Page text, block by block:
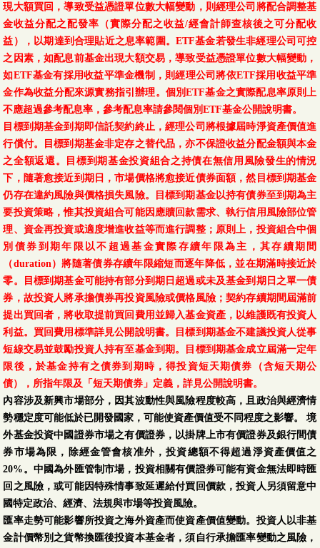
現大額買回，導致受益憑證單位數大幅變動，則經理公司將配合調整基
金收益分配之配發率（實際分配之收益/經會計師查核後之可分配收
益），以期達到合理貼近之息率範圍。ETF基金若發生非經理公司可控
之因素，如配息前基金出現大額交易，導致受益憑證單位數大幅變動，
如ETF基金有採用收益平準金機制，則經理公司將依ETF採用收益平準
金作為收益分配來源實務指引辦理。個別ETF基金之實際配息率原則上
不應超過參考配息率，參考配息率請參閱個別ETF基金公開說明書。
目標到期基金到期即信託契約終止，經理公司將根據屆時淨資產價值進
行償付。目標到期基金非定存之替代品，亦不保證收益分配金額與本金
之全額返還。目標到期基金投資組合之持債在無信用風險發生的情況
下，隨著愈接近到期日，市場價格將愈接近債券面額，然目標到期基金
仍存在違約風險與價格損失風險。目標到期基金以持有債券至到期為主
要投資策略，惟其投資組合可能因應贖回款需求、執行信用風險部位管
理、資金再投資或適度增進收益等而進行調整；原則上，投資組合中個
別債券到期年限以不超過基金實際存續年限為主，其存續期間
（duration）將隨著債券存續年限縮短而逐年降低，並在期滿時接近於
零。目標到期基金可能持有部分到期日超過或未及基金到期日之單一債
券，故投資人將承擔債券再投資風險或價格風險；契約存續期間屆滿前
提出買回者，將收取提前買回費用並歸入基金資產，以維護既有投資人
利益。買回費用標準詳見公開說明書。目標到期基金不建議投資人從事
短線交易並鼓勵投資人持有至基金到期。目標到期基金成立屆滿一定年
限後，於基金持有之債券到期時，得投資短天期債券（含短天期公
債），所指年限及「短天期債券」定義，詳見公開說明書。
內容涉及新興市場部分，因其波動性與風險程度較高，且政治與經濟情
勢穩定度可能低於已開發國家，可能使資產價值受不同程度之影響。 境
外基金投資中國證券市場之有價證券，以掛牌上市有價證券及銀行間債
券市場為限，除經金管會核准外，投資總額不得超過淨資產價值之
20%。中國為外匯管制市場，投資相關有價證券可能有資金無法即時匯
回之風險，或可能因特殊情事致延遲給付買回價款，投資人另須留意中
國特定政治、經濟、法規與巿場等投資風險。
匯率走勢可能影響所投資之海外資產而使資產價值變動。投資人以非基
金計價幣別之貨幣換匯後投資本基金者，須自行承擔匯率變動之風險，